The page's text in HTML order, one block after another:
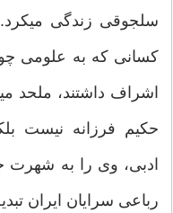
سلجوقی زندگی
کسانی که به علومی
اشراف داشتند، ملحد
حکیم فرزانه نیست
ادبی، وی را به شهرت
رباعی سرایان ایران